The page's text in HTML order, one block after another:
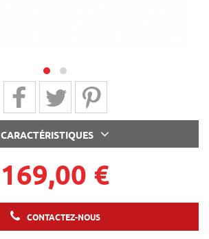
Partager sur Facebook
Partager sur Twitter
Partager sur Pinterest
CARACTÉRISTIQUES
169,00 €
CONTACTEZ-NOUS